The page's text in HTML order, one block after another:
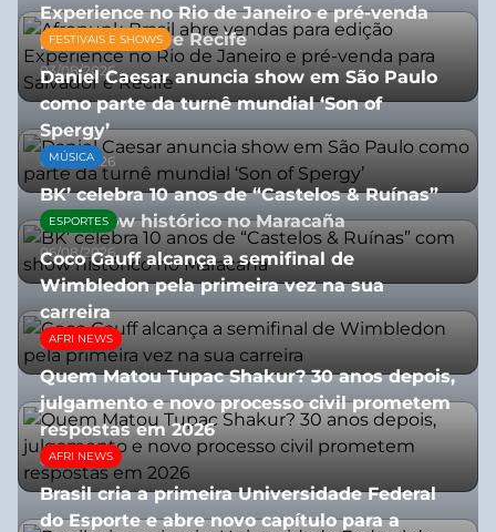
Experience no Rio de Janeiro e pré-venda
para Salvador e Recife
03/08/2026
FESTIVAIS E SHOWS
Daniel Caesar anuncia show em São Paulo
como parte da turnê mundial ‘Son of
Spergy’
05/08/2026
MÚSICA
BK’ celebra 10 anos de “Castelos & Ruínas”
com show histórico no Maracaña
06/08/2026
ESPORTES
Coco Gauff alcança a semifinal de
Wimbledon pela primeira vez na sua
carreira
08/07/2026
AFRI NEWS
Quem Matou Tupac Shakur? 30 anos depois,
julgamento e novo processo civil prometem
respostas em 2026
05/08/2026
AFRI NEWS
Brasil cria a primeira Universidade Federal
do Esporte e abre novo capítulo para a